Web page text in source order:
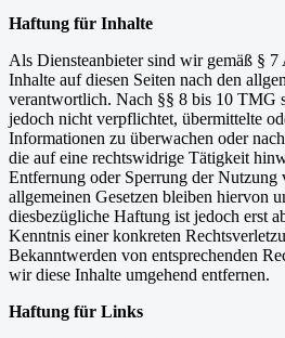
Haftung für Inhalte
Als Diensteanbieter sind wir gemäß §
Inhalte auf diesen Seiten nach den
verantwortlich. Nach §§ 8 bis 10 TMG
jedoch nicht verpflichtet, übermittelte
Informationen zu überwachen oder
die auf eine rechtswidrige Tätigkeit
Entfernung oder Sperrung der Nutzung
allgemeinen Gesetzen bleiben hiervon
diesbezügliche Haftung ist jedoch erst
Kenntnis einer konkreten
Bekanntwerden von entsprechenden
wir diese Inhalte umgehend entfernen.
Haftung für Links